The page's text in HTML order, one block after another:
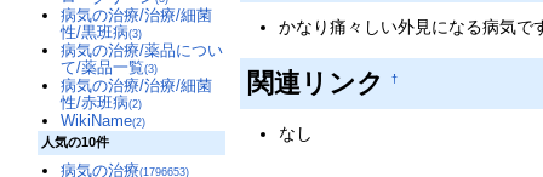
かなり痛々しい外見になる病気で
関連リンク†
なし
病気の治療/治療/細菌
性/黒班病(3)
病気の治療/薬品につい
て/薬品一覧(3)
病気の治療/治療/細菌
性/赤班病(2)
WikiName(2)
人気の10件
病気の治療(1796653)